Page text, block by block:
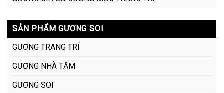
SẢN PHẨM GƯƠNG SOI
GƯƠNG TRANG TRÍ
GƯƠNG NHÀ TẮM
GƯƠNG SOI